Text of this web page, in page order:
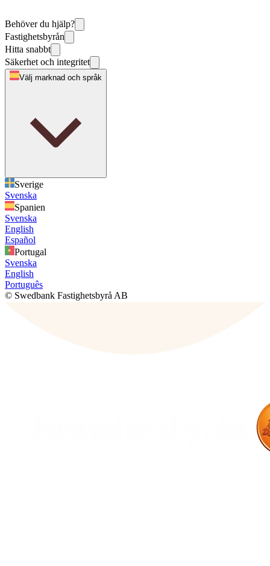
Behöver du hjälp?
Fastighetsbyrån
Hitta snabbt
Säkerhet och integritet
Välj marknad och språk
Sverige
Svenska
Spanien
Svenska
English
Español
Portugal
Svenska
English
Português
© Swedbank Fastighetsbyrå AB